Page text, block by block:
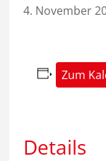
4. November
Zum
Details